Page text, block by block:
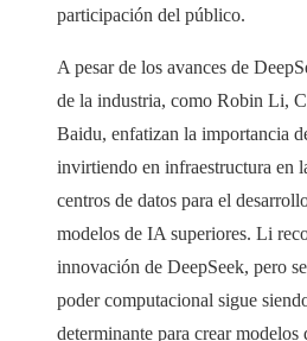
participación del público.
A pesar de los avances de
de la industria, como Robin Li,
Baidu, enfatizan la importancia
invirtiendo en infraestructura en
centros de datos para el
modelos de IA superiores. Li
innovación de DeepSeek, pero
poder computacional sigue
determinante para crear modelos